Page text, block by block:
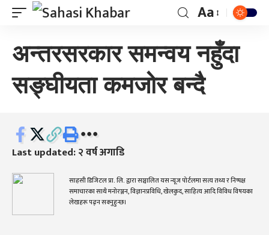
Aa
अन्तरसरकार समन्वय नहुँदा
सङ्घीयता कमजोर बन्दै
Last updated: २ वर्ष अगाडि
साहसी डिजिटल प्रा. लि. द्वारा सञ्चालित यस न्यूज पोर्टलमा सत्य तथ्य र निष्पक्ष
समाचारका साथै मनोरञ्जन, विज्ञानप्रविधि, खेलकुद, साहित्य आदि विविध विषयका
लेखहरू पढ्न सक्नुहुन्छ।